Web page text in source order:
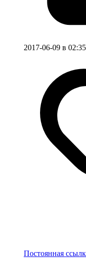
2017-06-09 в 02:35
Постоянная